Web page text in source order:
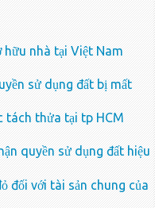
hữu nhà tại Việt Nam
sử dụng đất bị mất
tách thửa tại tp HCM
quyền sử dụng đất hiệu
đối với tài sản chung của